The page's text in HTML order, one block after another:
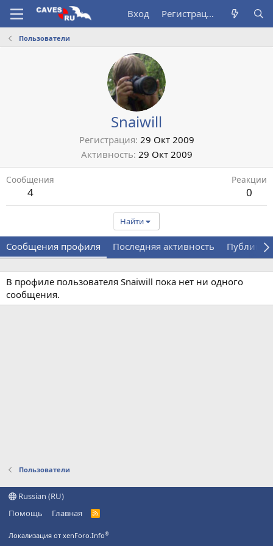
Вход Регистрация
Пользователи
Snaiwill
Регистрация 29 Окт 2009
Активность 29 Окт 2009
Сообщения
4
Реакции
0
Найти
Сообщения профиля Последняя активность
В профиле пользователя Snaiwill пока нет ни одного
сообщения.
Пользователи
Russian (RU)
Помощь
Главная
R
Локализация от xenForo.Info®